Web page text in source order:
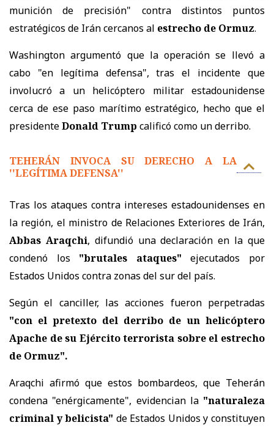
munición de precisión" contra distintos puntos
estratégicos de Irán cercanos al estrecho de Ormuz.
Washington argumentó que la operación se llevó a
cabo "en legítima defensa", tras el incidente que
involucró a un helicóptero militar estadounidense
cerca de ese paso marítimo estratégico, hecho que el
presidenteDonald Trump calificó como un derribo.
TEHERÁN INVOCA SU DERECHO A LA
''LEGÍTIMA DEFENSA''
Tras los ataques contra intereses estadounidenses en
la región, el ministro de Relaciones Exteriores de Irán,
Abbas Araqchi, difundió una declaración en la que
condenó los "brutales ataques" ejecutados por
Estados Unidos contra zonas del sur del país.
Según el canciller, las acciones fueron perpetradas
"con el pretexto del derribo de un helicóptero
Apache de su Ejército terrorista sobre el estrecho
de Ormuz".
Araqchi afirmó que estos bombardeos, que Teherán
condena "enérgicamente", evidencian la "naturaleza
criminal y belicista" de Estados Unidos y constituyen